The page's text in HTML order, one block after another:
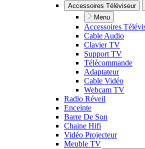
Accessoires Téléviseur
Menu
Accessoires
Cable Audio
Clavier TV
Support TV
Télécommande
Adaptateur
Cable Vidéo
Webcam TV
Radio Réveil
Enceinte
Barre De Son
Chaine Hifi
Vidéo Projecteur
Meuble TV